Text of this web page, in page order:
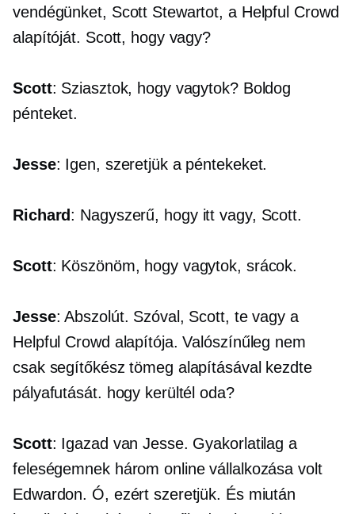
vendégünket, Scott Stewartot, a Helpful Crowd
alapítóját. Scott, hogy vagy?
Scott: Sziasztok, hogy vagytok? Boldog
pénteket.
Jesse: Igen, szeretjük a péntekeket.
Richard: Nagyszerű, hogy itt vagy, Scott.
Scott: Köszönöm, hogy vagytok, srácok.
Jesse: Abszolút. Szóval, Scott, te vagy a
Helpful Crowd alapítója. Valószínűleg nem
csak segítőkész tömeg alapításával kezdte
pályafutását. hogy kerültél oda?
Scott: Igazad van Jesse. Gyakorlatilag a
feleségemnek három online vállalkozása volt
Edwardon. Ó, ezért szeretjük. És miután